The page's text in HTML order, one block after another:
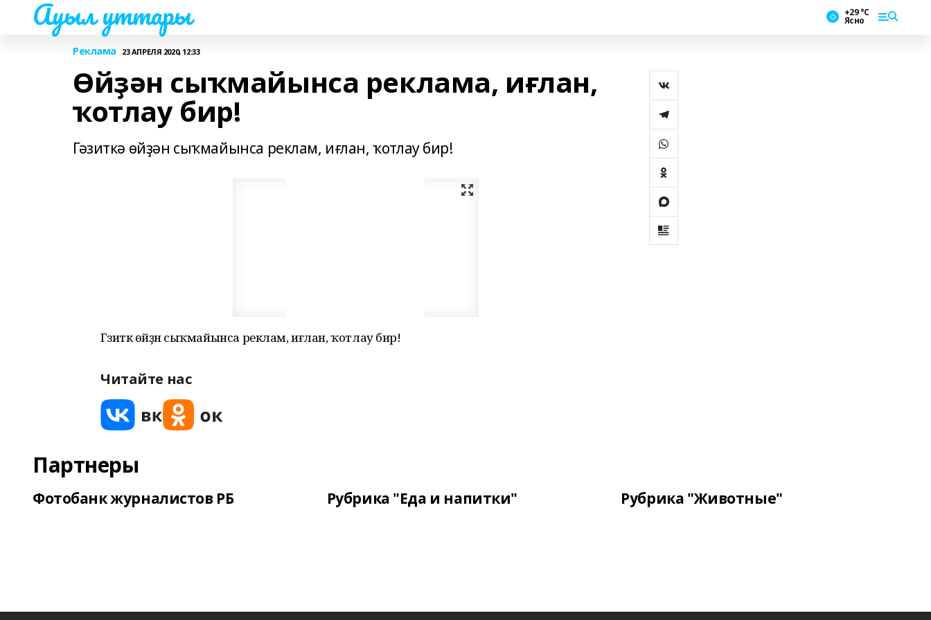
Ауыл уттары +29 °С
Ясно
Реклама 23 АПРЕЛЯ 2020, 12:33
Өйҙән сыҡмайынса реклама, иғлан,
ҡотлау бир!
Гәзиткә өйҙән сыҡмайынса реклам, иғлан, ҡотлау бир!
Гәзиткә өйҙән сыҡмайынса реклам, иғлан, ҡотлау бир!
Читайте нас
Партнеры
Фотобанк журналистов РБ Рубрика "Еда и напитки" Рубрика "Животные"